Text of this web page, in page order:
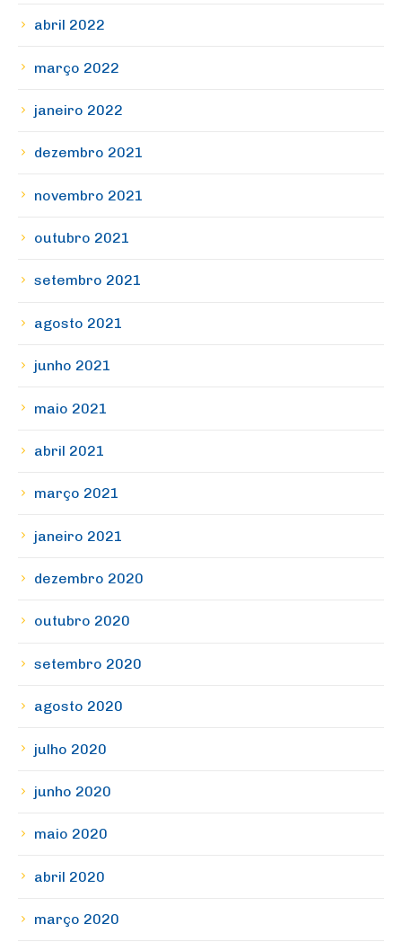
abril 2022
março 2022
janeiro 2022
dezembro 2021
novembro 2021
outubro 2021
setembro 2021
agosto 2021
junho 2021
maio 2021
abril 2021
março 2021
janeiro 2021
dezembro 2020
outubro 2020
setembro 2020
agosto 2020
julho 2020
junho 2020
maio 2020
abril 2020
março 2020